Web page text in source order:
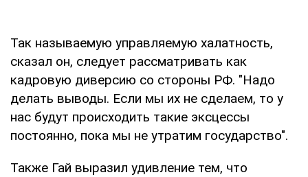
Так называемую управляемую халатность,
сказал он, следует рассматривать как
кадровую диверсию со стороны РФ. "Надо
делать выводы. Если мы их не сделаем, то у
нас будут происходить такие эксцессы
постоянно, пока мы не утратим государство".
Также Гай выразил удивление тем, что